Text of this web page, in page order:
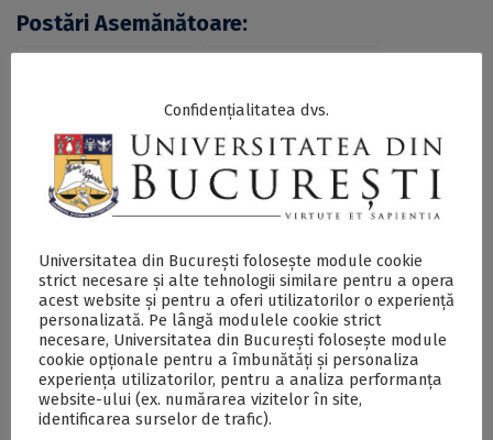
Postări Asemănătoare:
de Fizică din cadrul
Universității din
București, premiați
la concursul
național studențesc
„Dragomir
Hurmuzescu”
de Geologie și
Geofizică din cadrul
Universității din
București premiați
de Societatea
Geofizicienilor de
Explorare
Confidențialitatea dvs.
Universitatea din București folosește module cookie
strict necesare și alte tehnologii similare pentru a opera
acest website și pentru a oferi utilizatorilor o experiență
personalizată. Pe lângă modulele cookie strict
necesare, Universitatea din București folosește module
cookie opționale pentru a îmbunătăți și personaliza
experiența utilizatorilor, pentru a analiza performanța
website-ului (ex. numărarea vizitelor în site,
identificarea surselor de trafic).